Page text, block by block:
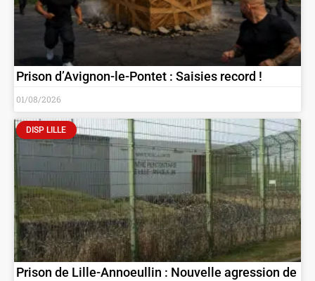
Prison d’Avignon-le-Pontet : Saisies record !
01/08/2026
DISP LILLE
Prison de Lille-Annoeullin : Nouvelle agression de